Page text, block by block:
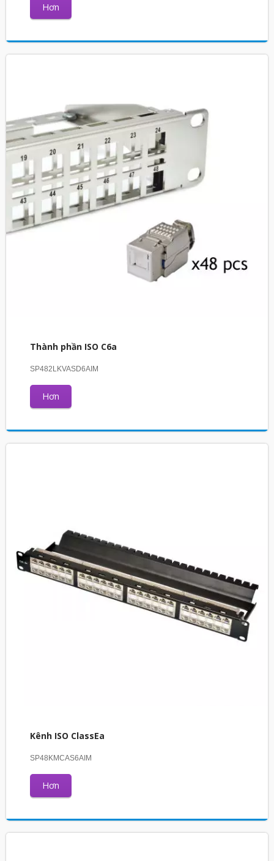
Hơn
Thành phần ISO C6a
SP482LKVASD6AIM
Hơn
Kênh ISO ClassEa
SP48KMCAS6AIM
Hơn